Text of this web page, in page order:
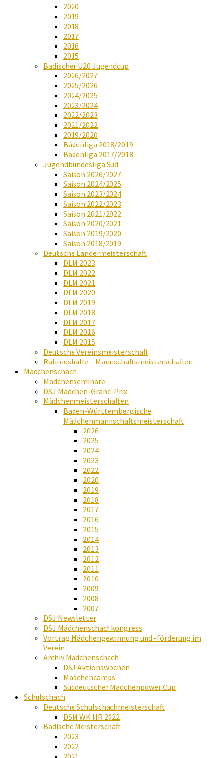
2020
2019
2018
2017
2016
2015
Badischer U20 Jugendcup
2026/2027
2025/2026
2024/2025
2023/2024
2022/2023
2021/2022
2019/2020
Badenliga 2018/2019
Badenliga 2017/2018
Jugendbundesliga Süd
Saison 2026/2027
Saison 2024/2025
Saison 2023/2024
Saison 2022/2023
Saison 2021/2022
Saison 2020/2021
Saison 2019/2020
Saison 2018/2019
Deutsche Ländermeisterschaft
DLM 2023
DLM 2022
DLM 2021
DLM 2020
DLM 2019
DLM 2018
DLM 2017
DLM 2016
DLM 2015
Deutsche Vereinsmeisterschaft
Ruhmeshalle – Mannschaftsmeisterschaften
Mädchenschach
Mädchenseminare
DSJ Mädchen-Grand-Prix
Mädchenmeisterschaften
Baden-Württembergische
Mädchenmannschaftsmeisterschaft
2026
2025
2024
2023
2022
2020
2019
2018
2017
2016
2015
2014
2013
2012
2011
2010
2009
2008
2007
DSJ Newsletter
DSJ Mädchenschachkongress
Vortrag Mädchengewinnung und -förderung im
Verein
Archiv Mädchenschach
DSJ Aktionswochen
Mädchencamps
Süddeutscher Mädchenpower Cup
Schulschach
Deutsche Schulschachmeisterschaft
DSM WK HR 2022
Badische Meisterschaft
2023
2022
2021